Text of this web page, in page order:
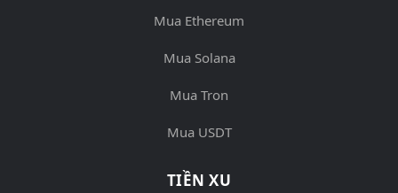
Mua Ethereum
Mua Solana
Mua Tron
Mua USDT
TIỀN XU